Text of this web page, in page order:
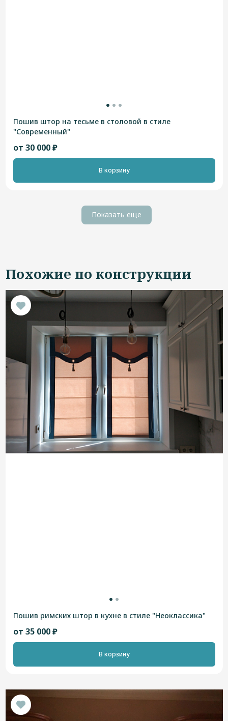
Пошив штор на тесьме в столовой в стиле
"Современный"
от 30 000 ₽
В корзину
Показать еще
Похожие по конструкции
Пошив римских штор в кухне в стиле "Неоклассика"
от 35 000 ₽
В корзину